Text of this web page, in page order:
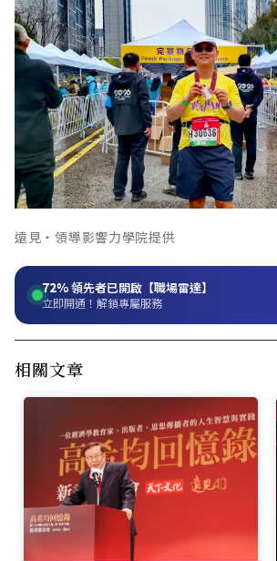
遠見‧領導影響力學院提供
72%領先者已開啟【職場雷達】
立即開通！解鎖專屬服務
相關文章